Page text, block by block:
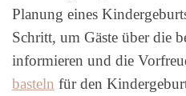
Planung eines
Schritt, um Gäste über die
informieren und die
basteln für den